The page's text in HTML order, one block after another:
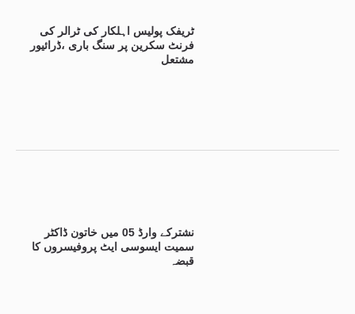
ٹریفک پولیس اہلکار کی ٹرالر کی
فرنٹ سکرین پر سنگ باری ،ڈرائیور
مشتعل
نشترکے وارڈ 05 میں خاتون ڈاکٹر
سمیت ایسوسی ایٹ پروفیسروں کا
قبضہ